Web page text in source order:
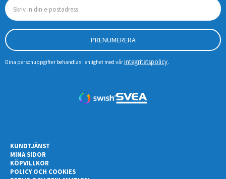
PRENUMERERA
Dina personuppgifter behandlas i enlighet med vårintegritetspolicy.
KUNDTJÄNST
MINA SIDOR
KÖPVILLKOR
POLICY OCH COOKIES